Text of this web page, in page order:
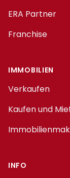
ERA Partner
Franchise
IMMOBILIEN
Verkaufen
Kaufen und
INFO